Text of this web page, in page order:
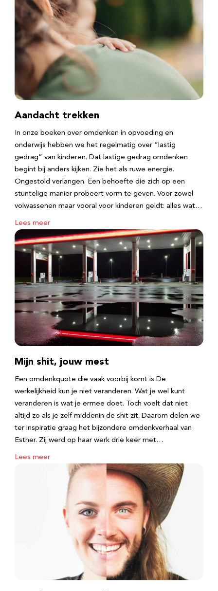
Aandacht trekken
In onze boeken over omdenken in opvoeding en
onderwijs hebben we het regelmatig over “lastig
gedrag” van kinderen. Dat lastige gedrag omdenken
begint bij anders kijken. Zie het als ruwe energie.
Ongestold verlangen. Een behoefte die zich op een
stuntelige manier probeert vorm te geven. Voor zowel
volwassenen maar vooral voor kinderen geldt: alles wat…
Lees meer
Mijn shit, jouw mest
Een omdenkquote die vaak voorbij komt is De
werkelijkheid kun je niet veranderen. Wat je wel kunt
veranderen is wat je ermee doet. Toch voelt dat niet
altijd zo als je zelf middenin de shit zit. Daarom delen we
ter inspiratie graag het bijzondere omdenkverhaal van
Esther. Zij werd op haar werk drie keer met…
Lees meer